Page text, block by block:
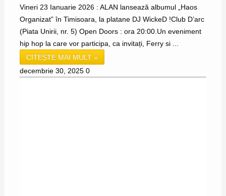
Vineri 23 Ianuarie 2026 : ALAN lansează albumul „Haos
Organizat” în Timisoara, la platane DJ WickeD !Club D’arc
(Piata Unirii, nr. 5) Open Doors : ora 20:00.Un eveniment
hip hop la care vor participa, ca invitați, Ferry si ...
CITEȘTE MAI MULT »
decembrie 30, 2025 0